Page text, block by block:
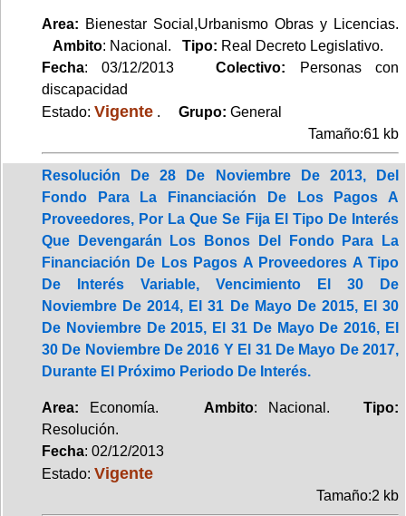
Area: Bienestar Social,Urbanismo Obras y Licencias.
Ambito: Nacional. Tipo: Real Decreto Legislativo.
Fecha: 03/12/2013 Colectivo:
Personas con
discapacidad
Estado: Vigente . Grupo: General
Tamaño:61 kb
Resolución De 28 De Noviembre De 2013, Del
Fondo Para La Financiación De Los Pagos A
Proveedores, Por La Que Se Fija El Tipo De Interés
Que Devengarán Los Bonos Del Fondo Para La
Financiación De Los Pagos A Proveedores A Tipo
De Interés Variable, Vencimiento El 30 De
Noviembre De 2014, El 31 De Mayo De 2015, El 30
De Noviembre De 2015, El 31 De Mayo De 2016, El
30 De Noviembre De 2016 Y El 31 De Mayo De 2017,
Durante El Próximo Periodo De Interés.
Area: Economía. Ambito: Nacional.Tipo:
Resolución.
Fecha: 02/12/2013
Estado: Vigente
Tamaño:2 kb